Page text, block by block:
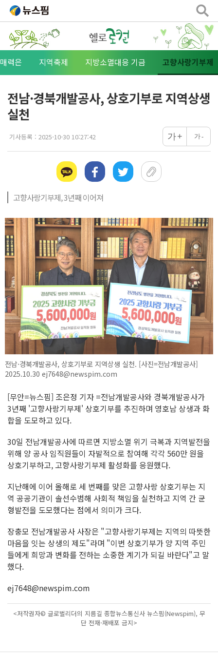
력은 지역축제 지방소멸대응 기금 고향사랑기부제
전남·경북개발공사, 상호기부로 지역상생
실천
기사등록 : 2025-10-30 10:27:42 가+ 가-
고향사랑기부제, 3년째 이어져
전남·경북개발공사, 상호기부로 지역상생 실천. [사진=전남개발공사]
2025.10.30 ej7648@newspim.com
[무안=뉴스핌] 조은정 기자 =전남개발공사와 경북개발공사가
3년째 '고향사랑기부제' 상호기부를 추진하며 영호남 상생과 화
합을 도모하고 있다.
30일 전남개발공사에 따르면 지방소멸 위기 극복과 지역발전을
위해 양 공사 임직원들이 자발적으로 참여해 각각 560만 원을
상호기부하고, 고향사랑기부제 활성화를 응원했다.
지난해에 이어 올해로 세 번째를 맞은 고향사랑 상호기부는 지
역 공공기관이 솔선수범해 사회적 책임을 실천하고 지역 간 균
형발전을 도모했다는 점에서 의미가 크다.
장충모 전남개발공사 사장은 "고향사랑기부제는 지역의 따뜻한
마음을 잇는 상생의 제도"라며 "이번 상호기부가 양 지역 주민
들에게 희망과 변화를 전하는 소중한 계기가 되길 바란다"고 말
했다.
ej7648@newspim.com
<저작권자© 글로벌리더의 지름길 종합뉴스통신사 뉴스핌(Newspim), 무
단 전재-재배포 금지>